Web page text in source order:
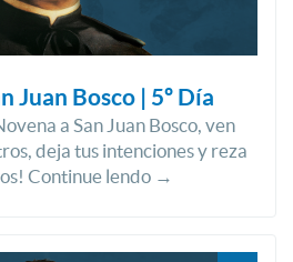
Juan Bosco | 5º Día
a San Juan Bosco, ven
deja tus intenciones y reza
Continue lendo →